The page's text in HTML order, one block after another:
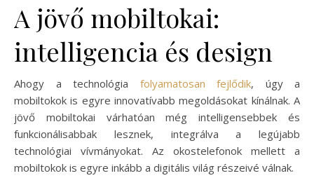
A jövő mobiltokai:
intelligencia és design
Ahogy a technológia folyamatosan fejlődik, úgy a
mobiltokok is egyre innovatívabb megoldásokat kínálnak. A
jövő mobiltokai várhatóan még intelligensebbek és
funkcionálisabbak lesznek, integrálva a legújabb
technológiai vívmányokat. Az okostelefonok mellett a
mobiltokok is egyre inkább a digitális világ részeivé válnak.